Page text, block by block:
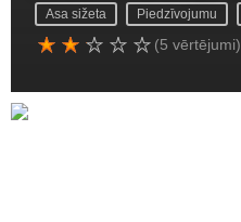
Asa sižeta Piedzīvojumu
(5 vērtējumi)